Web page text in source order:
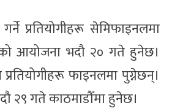
प्रतियोगीहरू सेमिफाइनलमा
आयोजना भदौ २० गते हुनेछ।
फाइनलमा पुग्नेछन्।
२९ गते काठमाडौँमा हुनेछ।